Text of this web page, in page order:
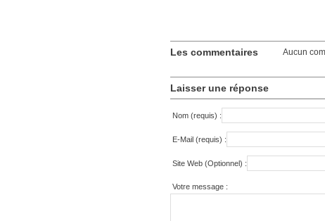
Les commentaires Aucun
Laisser une réponse
Nom (requis) :
E-Mail (requis) :
Site Web (Optionnel) :
Votre message :